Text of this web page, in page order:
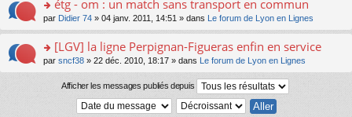
nt
s
ré
c
nt
le
pl
u
s
ré
g
e
n
o
lu
le
m
e
s
a
o
n
ult
er
étg - om : un match sans transport en commun
par Didier 74 » 04 janv. 2011, 14:51 » dans Le forum de Lyon en Lignes
o
n
[LGV] la ligne Perpignan-Figueras enfin en service
par sncf38 » 22 déc. 2010, 18:17 » dans Le forum de Lyon en Lignes
Afficher les messages publiés depuis